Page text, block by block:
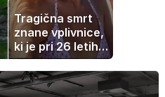
Tragična smrt
znane vplivnice,
ki je pri 26 letih
izgubila boj z
boleznijo